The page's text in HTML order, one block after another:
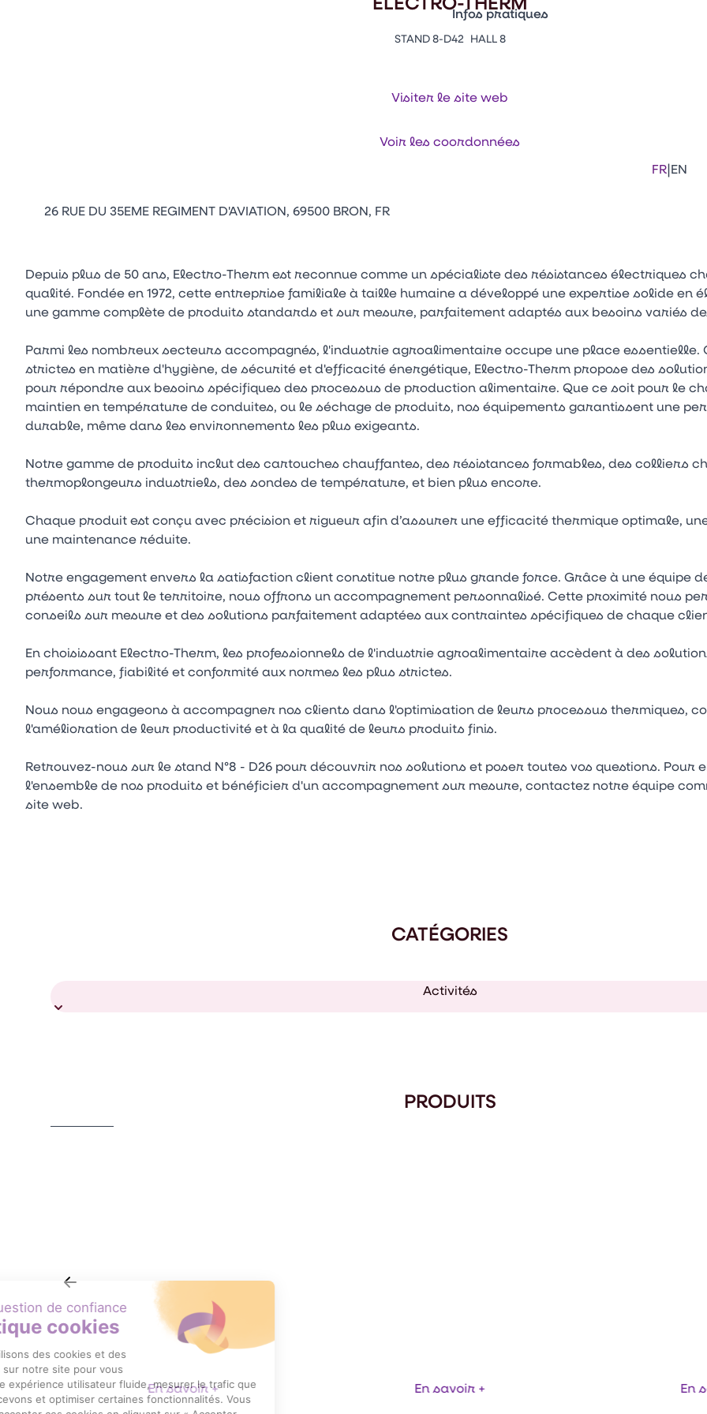
Infos pratiques
Contacts
Appuyez sur Entrée pour ouvrir le lien.
FR|EN
STAND 8-D42 HALL 8
Visiter le site web
Voir les coordonnées
26 RUE DU 35EME REGIMENT D'AVIATION, 69500 BRON, FR
Depuis plus de 50 ans, Electro-Therm est reconnue comme un spécialiste des résistances électriques
qualité. Fondée en 1972, cette entreprise familiale à taille humaine a développé une expertise solide
une gamme complète de produits standards et sur mesure, parfaitement adaptés aux besoins variés
Parmi les nombreux secteurs accompagnés, l'industrie agroalimentaire occupe une place essentielle.
strictes en matière d'hygiène, de sécurité et d'efficacité énergétique, Electro-Therm propose des
pour répondre aux besoins spécifiques des processus de production alimentaire. Que ce soit pour le
maintien en température de conduites, ou le séchage de produits, nos équipements garantissent une
durable, même dans les environnements les plus exigeants.
Notre gamme de produits inclut des cartouches chauffantes, des résistances formables, des colliers
thermoplongeurs industriels, des sondes de température, et bien plus encore.
Chaque produit est conçu avec précision et rigueur afin d’assurer une efficacité thermique optimale,
une maintenance réduite.
Notre engagement envers la satisfaction client constitue notre plus grande force. Grâce à une équipe
présents sur tout le territoire, nous offrons un accompagnement personnalisé. Cette proximité nous
conseils sur mesure et des solutions parfaitement adaptées aux contraintes spécifiques de chaque
En choisissant Electro-Therm, les professionnels de l'industrie agroalimentaire accèdent à des
performance, fiabilité et conformité aux normes les plus strictes.
Nous nous engageons à accompagner nos clients dans l'optimisation de leurs processus thermiques,
l'amélioration de leur productivité et à la qualité de leurs produits finis.
Retrouvez-nous sur le stand N°8 - D26 pour découvrir nos solutions et poser toutes vos questions. Pour
l'ensemble de nos produits et bénéficier d'un accompagnement sur mesure, contactez notre équipe
site web.
CATÉGORIES
Activités
PRODUITS
CONNECTIQUE, CÂBLES ET GAINES
En savoir + En savoir + En